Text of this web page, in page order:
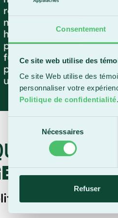
Consentement
Ce site web utilise des
Ce site Web utilise des
personnaliser votre
Politique de confidentialité.
consentement
Nécessaires
Refuser
reflète également une
matière de service à la
humaines, etc. Elle
promotion de la langue
fumeurs. Pour
présente une conduite
un but précis.